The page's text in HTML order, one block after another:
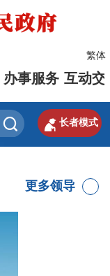
繁体
办事服务 互动交
  长者模式
更多领导